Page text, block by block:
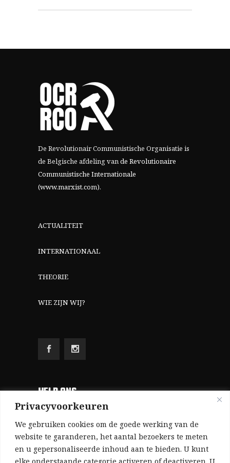
Privacyvoorkeuren
We gebruiken cookies om de goede werking van de
website te garanderen, het aantal bezoekers te meten
en u gepersonaliseerde inhoud aan te bieden. U kunt
elke onderstaande categorie activeren of deactiveren. U
De Revolutionair Communistische Organisatie is
de Belgische afdeling vande Revolutionaire
Communistische Internationale
(www.marxist.com).
ACTUALITEIT
INTERNATIONAAL
THEORIE
WIE ZIJN WIJ?
HELP ONS
Aangezien we volledig zelf gefinancierd zijn
(zonder subsidies, zonder commerciële
advertenties en zonder rijke sponsors), zijn we